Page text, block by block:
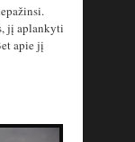
jį aplankyti
apie jį